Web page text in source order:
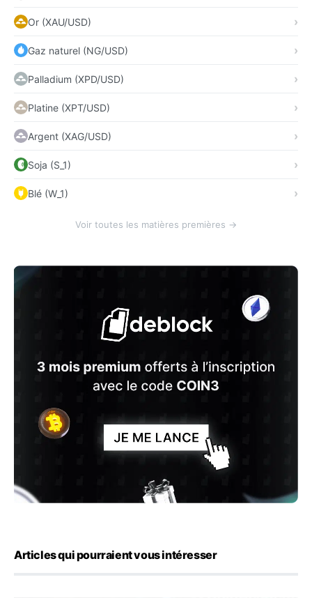
Or (XAU/USD)
Gaz naturel (NG/USD)
Palladium (XPD/USD)
Platine (XPT/USD)
Argent (XAG/USD)
Soja (S_1)
Blé (W_1)
Voir toutes les matières premières →
Articles qui pourraient vous intéresser